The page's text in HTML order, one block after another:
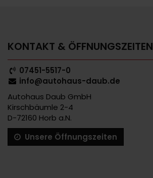
KONTAKT & ÖFFNUNGSZEITEN
07451-5517-0
info@autohaus-daub.de
Autohaus Daub GmbH
Kirschbäumle 2-4
D-72160 Horb a.N.
Unsere Öffnungszeiten